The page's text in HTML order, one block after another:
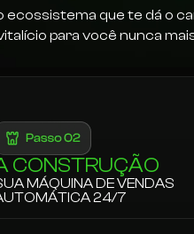
ecossistema que te dá o
para você nunca
CONSTRUÇÃO
MÁQUINA DE VENDAS
24/7